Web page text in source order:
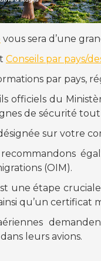
vous sera d’une
Conseils par pays/
par pays,
officiels du
de sécurité
sur votre
(OIM).
une étape
qu’un certificat
leurs avions.